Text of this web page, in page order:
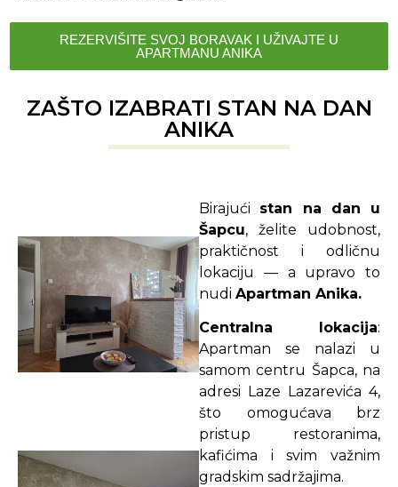
REZERVIŠITE SVOJ BORAVAK I UŽIVAJTE U
APARTMANU ANIKA
ZAŠTO IZABRATI STAN NA DAN
ANIKA
Birajući stan na dan u
Šapcu, želite udobnost,
praktičnost i odličnu
lokaciju — a upravo to
nudi Apartman Anika.
Centralna lokacija:
Apartman se nalazi u
samom centru Šapca, na
adresi Laze Lazarevića 4,
što omogućava brz
pristup restoranima,
kafićima i svim važnim
gradskim sadržajima.